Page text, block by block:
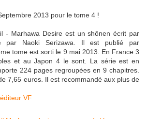
2013 pour le tome 4 !
- Marhawa Desire est un shônen écrit par
par Naoki Serizawa. Il est publié par
tome est sorti le 9 mai 2013. En France 3
et au Japon 4 le sont. La série est en
224 pages regroupées en 9 chapitres.
7,65 euros. Il est recommandé aux plus de
VF